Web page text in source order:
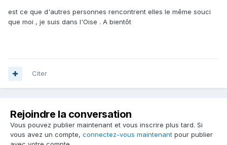
est ce que d'autres personnes rencontrent elles le même souci
que moi , je suis dans l'Oise . A bientôt
Citer
Rejoindre la conversation
Vous pouvez publier maintenant et vous inscrire plus tard. Si
vous avez un compte, connectez-vous maintenant pour publier